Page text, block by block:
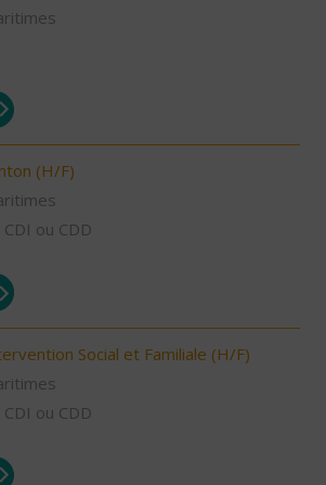
(H/F)
ou CDD
Social et Familiale (H/F)
ou CDD